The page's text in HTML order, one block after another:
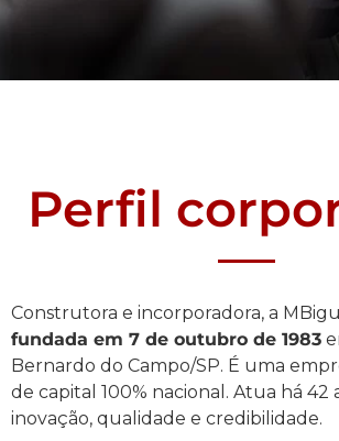
Perfil
Construtora e incorporadora, a
fundada em 7 de outubro de 1983
Bernardo do Campo/SP. É uma
de capital 100% nacional. Atua há 42
inovação, qualidade e credibilidade.